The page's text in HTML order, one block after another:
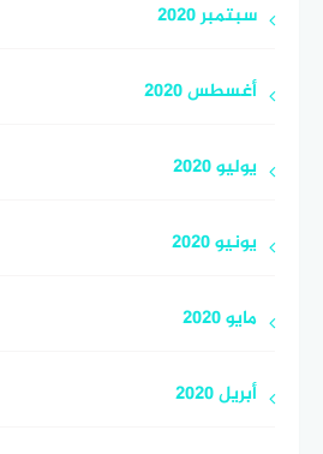
سبتمبر 2020
أغسطس 2020
يوليو 2020
يونيو 2020
مايو 2020
أبريل 2020